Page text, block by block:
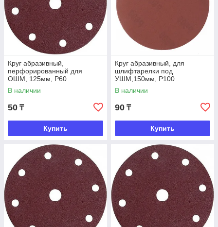
Круг абразивный,
перфорированный для
ОШМ, 125мм, Р60
В наличии
50 ₸
Купить
Круг абразивный, для
шлифтарелки под
УШМ,150мм, Р100
В наличии
90 ₸
Купить